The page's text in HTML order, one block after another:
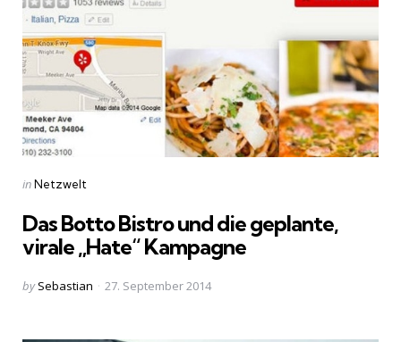
Categories
Posted
inNetzwelt
Das Botto Bistro und die geplante,
virale „Hate“ Kampagne
Posted
by Sebastian 27. September 2014